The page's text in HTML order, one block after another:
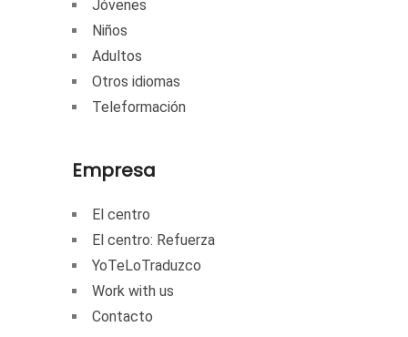
Jóvenes
Niños
Adultos
Otros idiomas
Teleformación
Empresa
El centro
El centro: Refuerza
YoTeLoTraduzco
Work with us
Contacto